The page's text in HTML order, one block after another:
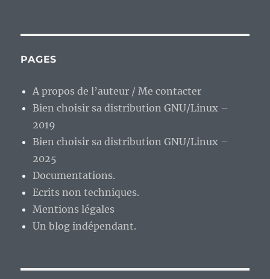
PAGES
A propos de l’auteur / Me contacter
Bien choisir sa distribution GNU/Linux –
2019
Bien choisir sa distribution GNU/Linux –
2025
Documentations.
Ecrits non techniques.
Mentions légales
Un blog indépendant.